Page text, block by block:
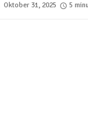
Oktober 31, 2025
5